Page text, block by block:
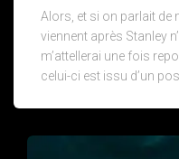
Alors, et si on parlait de
viennent après Stanley
m’attellerai une fois
celui-ci est issu d’un